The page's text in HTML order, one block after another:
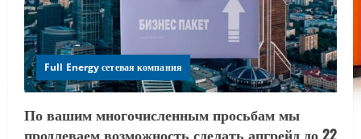
Full Energy сетевая компания
По вашим многочисленным просьбам мы
продлеваем возможность сделать апгрейд до 22